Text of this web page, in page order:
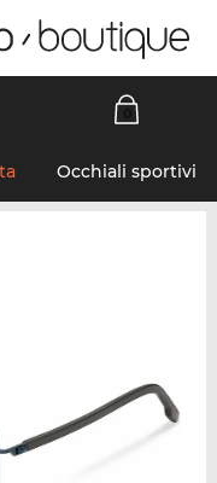
Occhiali sportivi